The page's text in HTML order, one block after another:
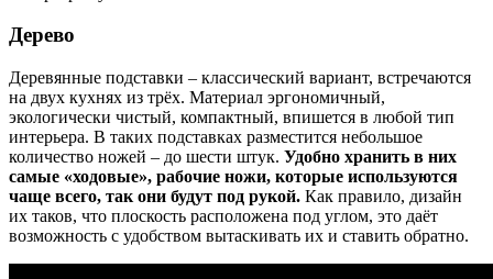
Дерево
Деревянные подставки – классический вариант, встречаются
на двух кухнях из трёх. Материал эргономичный,
экологически чистый, компактный, впишется в любой тип
интерьера. В таких подставках разместится небольшое
количество ножей – до шести штук. Удобно хранить в них
самые «ходовые», рабочие ножи, которые используются
чаще всего, так они будут под рукой. Как правило, дизайн
их таков, что плоскость расположена под углом, это даёт
возможность с удобством вытаскивать их и ставить обратно.